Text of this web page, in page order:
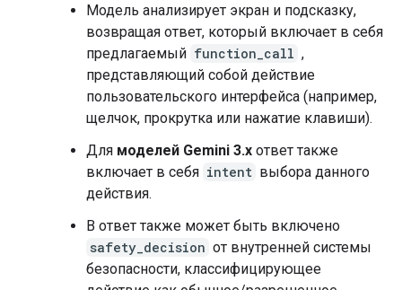
Модель анализирует экран и подсказку,
возвращая ответ, который включает в себя
предлагаемый function_call ,
представляющий собой действие
пользовательского интерфейса (например,
щелчок, прокрутка или нажатие клавиши).
Для моделей Gemini 3.x ответ также
включает в себя intent выбора данного
действия.
В ответ также может быть включено
safety_decision от внутренней системы
безопасности, классифицирующее